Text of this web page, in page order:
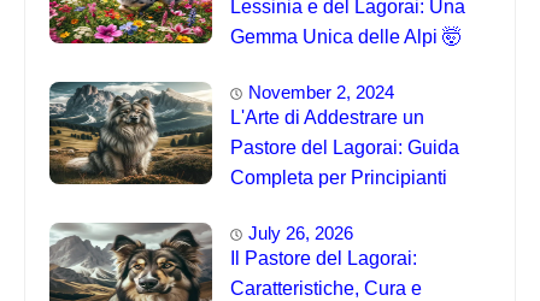
Lessinia e del Lagorai: Una
Gemma Unica delle Alpi 🤯
November 2, 2024
L'Arte di Addestrare un
Pastore del Lagorai: Guida
Completa per Principianti
July 26, 2026
Il Pastore del Lagorai:
Caratteristiche, Cura e